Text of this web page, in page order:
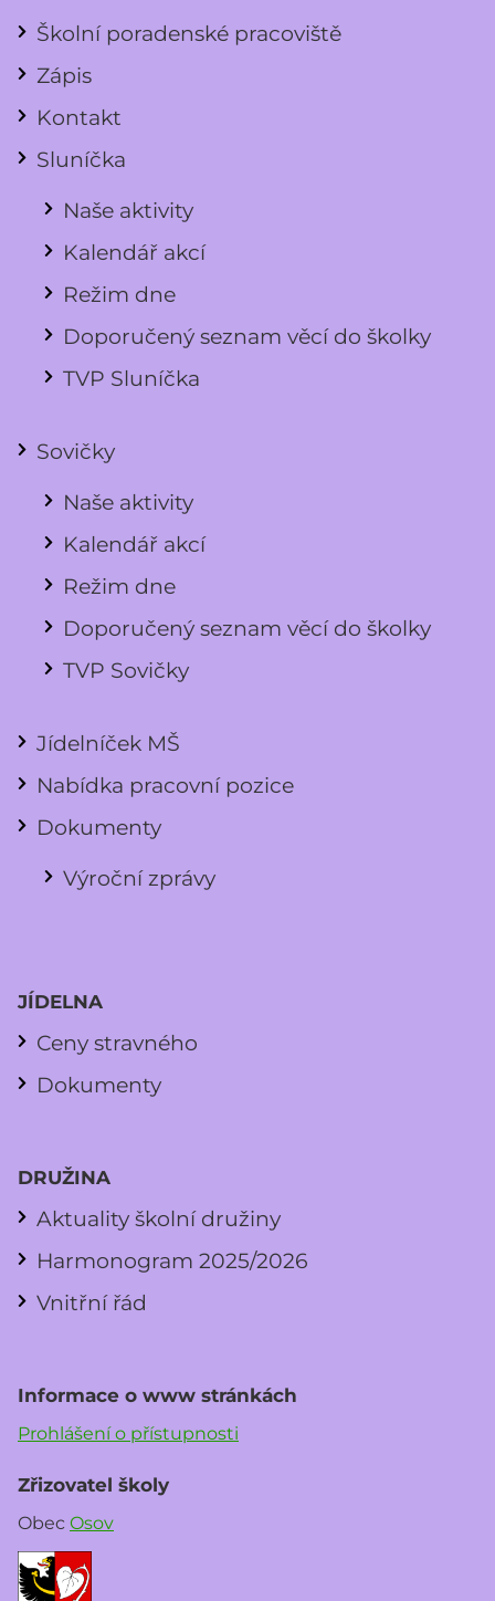
Školní poradenské pracoviště
Zápis
Kontakt
Sluníčka
Naše aktivity
Kalendář akcí
Režim dne
Doporučený seznam věcí do školky
TVP Sluníčka
Sovičky
Naše aktivity
Kalendář akcí
Režim dne
Doporučený seznam věcí do školky
TVP Sovičky
Jídelníček MŠ
Nabídka pracovní pozice
Dokumenty
Výroční zprávy
JÍDELNA
Ceny stravného
Dokumenty
DRUŽINA
Aktuality školní družiny
Harmonogram 2025/2026
Vnitřní řád
Informace o www stránkách
Prohlášení o přístupnosti
Zřizovatel školy
Obec Osov